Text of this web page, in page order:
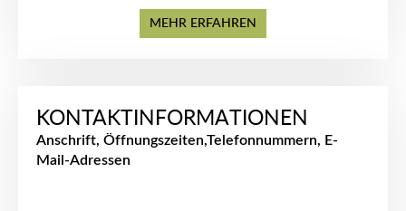
MEHR ERFAHREN
KONTAKTINFORMATIONEN
Anschrift, Öffnungszeiten,Telefonnummern, E-
Mail-Adressen